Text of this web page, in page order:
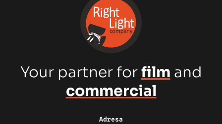
Your partner forfilm and
commercial
Adresa